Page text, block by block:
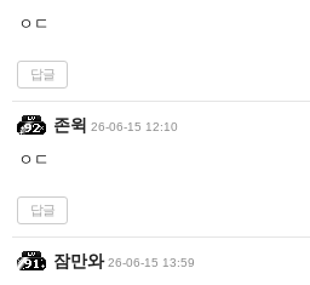
ㅇㄷ
답글
존윅 26-06-15 12:10
ㅇㄷ
답글
잠만와 26-06-15 13:59